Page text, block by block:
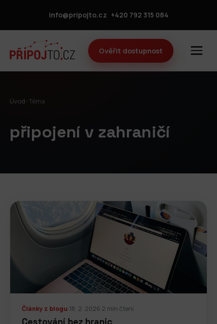
info@pripojto.cz +420 792 315 084
Ověřit dostupnost
Úvod Téma
připojení v zahraničí
Články z blogu·18. 2. 2026·2 min čtení